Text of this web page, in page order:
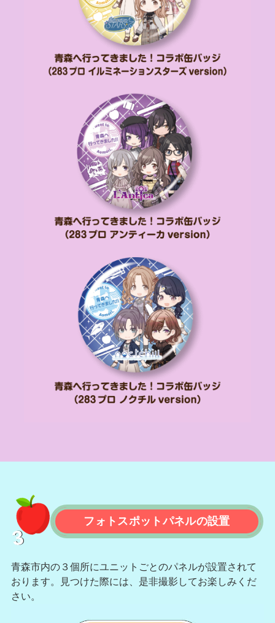
3
フォトスポットパネルの設置
青森市内の３個所にユニットごとのパネルが設置されて
おります。
見つけた際には、是非撮影してお楽しみくだ
さい。